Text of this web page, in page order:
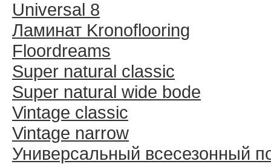
Universal 8
Ламинат Kronoflooring
Floordreams
Super natural classic
Super natural wide bode
Vintage classic
Vintage narrow
Универсальный всесезонный